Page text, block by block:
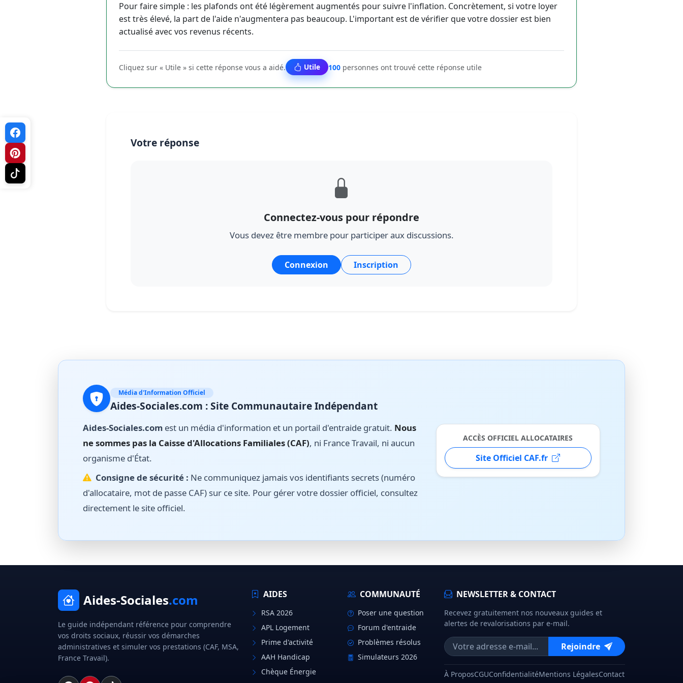
Pour faire simple : les plafonds ont été légèrement augmentés pour suivre l'inflation. Concrètement, si votre loyer
est très élevé, la part de l'aide n'augmentera pas beaucoup. L'important est de vérifier que votre dossier est bien
actualisé avec vos revenus récents.
Cliquez sur « Utile » si cette réponse vous a aidé. Utile 100 personnes ont trouvé cette réponse utile
Votre réponse
Connectez-vous pour répondre
Vous devez être membre pour participer aux discussions.
Connexion Inscription
Média d'Information Officiel
Aides-Sociales.com : Site Communautaire Indépendant
Aides-Sociales.com est un média d'information et un portail d'entraide gratuit. Nous
ne sommes pas la Caisse d'Allocations Familiales (CAF), ni France Travail, ni aucun
organisme d'État.
Consigne de sécurité : Ne communiquez jamais vos identifiants secrets (numéro
d'allocataire, mot de passe CAF) sur ce site. Pour gérer votre dossier officiel, consultez
directement le site officiel.
ACCÈS OFFICIEL ALLOCATAIRES
Site Officiel CAF.fr
Aides-Sociales.com
Le guide indépendant référence pour comprendre
vos droits sociaux, réussir vos démarches
administratives et simuler vos prestations (CAF, MSA,
France Travail).
AIDES
RSA 2026
APL Logement
Prime d'activité
AAH Handicap
Chèque Énergie
COMMUNAUTÉ
Poser une question
Forum d'entraide
Problèmes résolus
Simulateurs 2026
NEWSLETTER & CONTACT
Recevez gratuitement nos nouveaux guides et
alertes de revalorisations par e-mail.
Rejoindre
À ProposCGUConfidentialitéMentions LégalesContact